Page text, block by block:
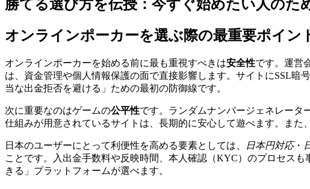
勝てる選び方を伝授：今すぐ始めたい人の
オンラインポーカーを選ぶ際の最重要ポイン
オンラインポーカーを始める前に最も重視すべきは安全性です。運営
は、資金管理や個人情報保護の面で直接影響します。サイトにSSL
当な出金拒否を避ける」ための最初の防御線です。
次に重要なのはゲームの公平性です。ランダムナンバージェネレータ
仕組みが用意されているサイトは、長期的に安心して遊べます。ま
日本のユーザーにとって利便性を高める要素としては、 日本円対応・
ことです。入出金手数料や反映時間、本人確認（KYC）のプロセス
きる」プラットフォームが選べます。